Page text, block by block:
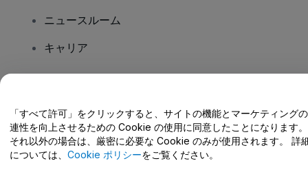
ニュースルーム
キャリア
ヘルプセンター / こちらまでご連絡下さい
「すべて許可」をクリックすると、サイトの機能とマーケティング
連性を向上させるための Cookie の使用に同意したことになります。
それ以外の場合は、厳密に必要な Cookie のみが使用されます。 詳
については、 Cookie ポリシーをご覧ください。